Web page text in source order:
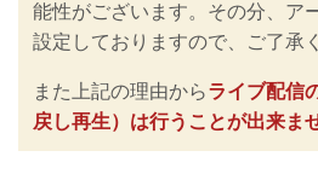
能性がございます。その分、ア
設定しておりますので、ご了承
また上記の理由からライブ配信
戻し再生）は行うことが出来ま